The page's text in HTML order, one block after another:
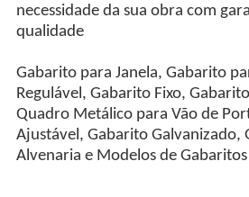
necessidade da sua obra com
qualidade
Gabarito para Janela, Gabarito
Regulável, Gabarito Fixo,
Quadro Metálico para Vão de
Ajustável, Gabarito Galvanizado,
Alvenaria e Modelos de Gabaritos